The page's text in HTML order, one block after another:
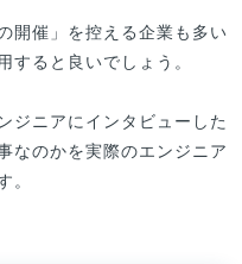
開催」を控える企業も多い
すると良いでしょう。
ジニアにインタビューした
なのかを実際のエンジニア
。